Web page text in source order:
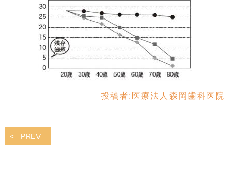
投稿者: 医療法人森岡歯科医院
PREV